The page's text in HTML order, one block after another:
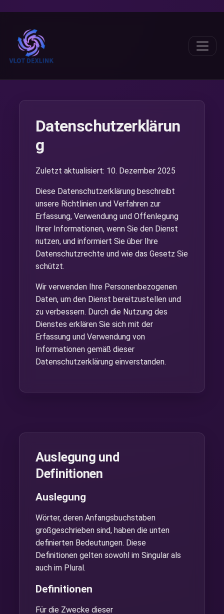
Datenschutzerklärun
g
Zuletzt aktualisiert: 10. Dezember 2025
Diese Datenschutzerklärung beschreibt
unsere Richtlinien und Verfahren zur
Erfassung, Verwendung und Offenlegung
Ihrer Informationen, wenn Sie den Dienst
nutzen, und informiert Sie über Ihre
Datenschutzrechte und wie das Gesetz Sie
schützt.
Wir verwenden Ihre Personenbezogenen
Daten, um den Dienst bereitzustellen und
zu verbessern. Durch die Nutzung des
Dienstes erklären Sie sich mit der
Erfassung und Verwendung von
Informationen gemäß dieser
Datenschutzerklärung einverstanden.
Auslegung und
Definitionen
Auslegung
Wörter, deren Anfangsbuchstaben
großgeschrieben sind, haben die unten
definierten Bedeutungen. Diese
Definitionen gelten sowohl im Singular als
auch im Plural.
Definitionen
Für die Zwecke dieser